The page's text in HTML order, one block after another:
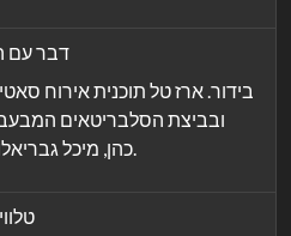
דבר עם
בידור. ארז טל תוכנית אירוח
ובביצת הסלבריטאים
כהן, מיכל גבריאלוב, עידן גיל ונועה וולמן. (שח).